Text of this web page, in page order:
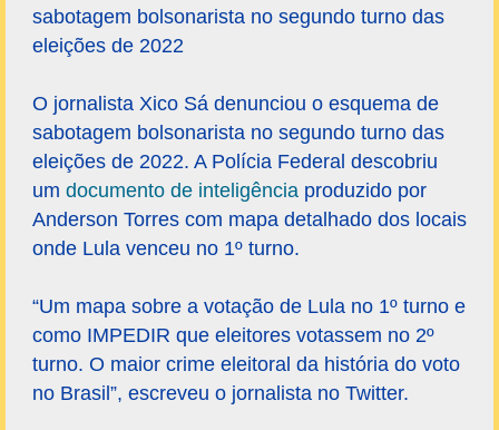
sabotagem bolsonarista no segundo turno das
eleições de 2022
O jornalista Xico Sá denunciou o esquema de
sabotagem bolsonarista no segundo turno das
eleições de 2022. A Polícia Federal descobriu
um documento de inteligência produzido por
Anderson Torres com mapa detalhado dos locais
onde Lula venceu no 1º turno.
“Um mapa sobre a votação de Lula no 1º turno e
como IMPEDIR que eleitores votassem no 2º
turno. O maior crime eleitoral da história do voto
no Brasil”, escreveu o jornalista no Twitter.